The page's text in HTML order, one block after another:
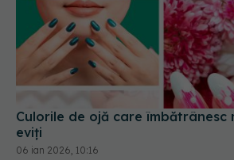
Culorile de ojă care îmbătrânesc
eviți
06 ian 2026, 10:16